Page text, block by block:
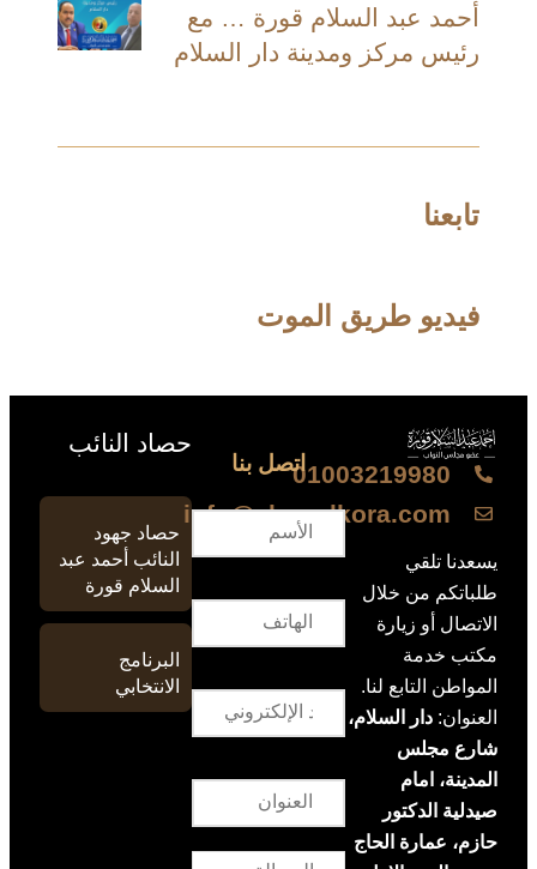
أحمد عبد السلام قورة … مع
رئيس مركز ومدينة دار السلام
تابعنا
فيديو طريق الموت
01003219980
info@ahmedkora.com
يسعدنا تلقي
طلباتكم من خلال
الاتصال أو زيارة
مكتب خدمة
المواطن التابع لنا.
العنوان: دار السلام،
شارع مجلس
المدينة، امام
صيدلية الدكتور
حازم، عمارة الحاج
اتصل بنا
حصاد النائب
حصاد جهود
النائب أحمد عبد
السلام قورة
البرنامج
الانتخابي